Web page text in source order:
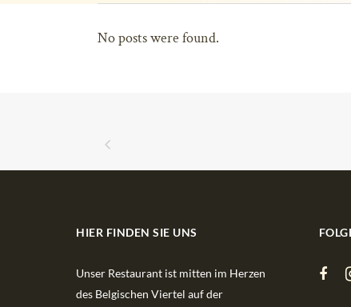
No posts were found.
HIER FINDEN SIE UNS
Unser Restaurant ist mitten im Herzen
des Belgischen Viertel auf der